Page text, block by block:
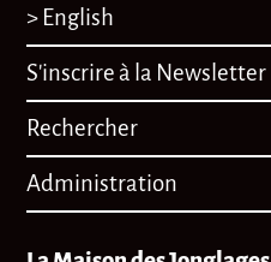
> English
S'inscrire à la Newsletter
Rechercher
Administration